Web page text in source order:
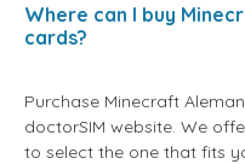
Where can I buy
cards?
Purchase Minecraft
doctorSIM website. We
to select the one that fits